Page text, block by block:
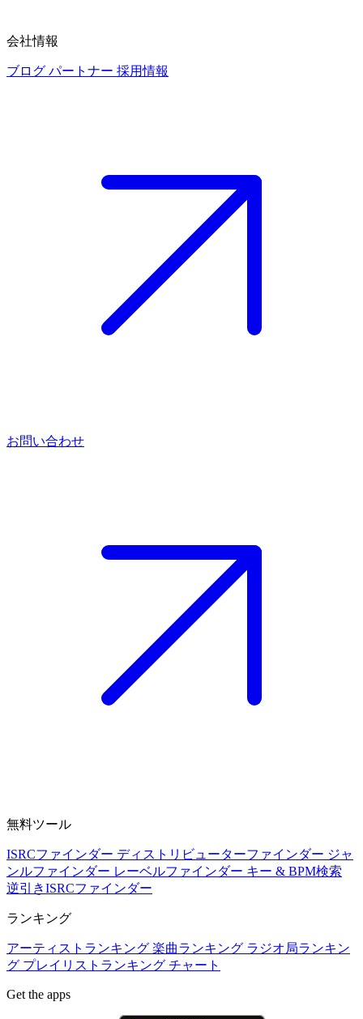
会社情報
ブログ パートナー 採用情報
お問い合わせ
無料ツール
ISRCファインダー ディストリビューターファインダー ジャ
ンルファインダー レーベルファインダー キー & BPM検索
逆引きISRCファインダー
ランキング
アーティストランキング 楽曲ランキング ラジオ局ランキン
グ プレイリストランキング チャート
Get the apps